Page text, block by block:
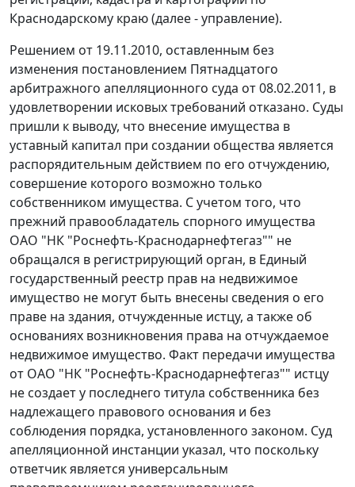
Краснодарскому краю (далее - управление).
Решением от 19.11.2010, оставленным без
изменения постановлением Пятнадцатого
арбитражного апелляционного суда от 08.02.2011, в
удовлетворении исковых требований отказано. Суды
пришли к выводу, что внесение имущества в
уставный капитал при создании общества является
распорядительным действием по его отчуждению,
совершение которого возможно только
собственником имущества. С учетом того, что
прежний правообладатель спорного имущества
ОАО "НК "Роснефть-Краснодарнефтегаз"" не
обращался в регистрирующий орган, в Единый
государственный реестр прав на недвижимое
имущество не могут быть внесены сведения о его
праве на здания, отчужденные истцу, а также об
основаниях возникновения права на отчуждаемое
недвижимое имущество. Факт передачи имущества
от ОАО "НК "Роснефть-Краснодарнефтегаз"" истцу
не создает у последнего титула собственника без
надлежащего правового основания и без
соблюдения порядка, установленного законом. Суд
апелляционной инстанции указал, что поскольку
ответчик является универсальным